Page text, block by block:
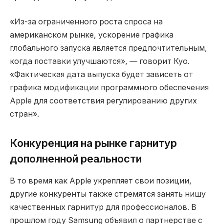
«Из-за ограниченного роста спроса на
американском рынке, ускорение графика
глобального запуска является предпочтительным,
когда поставки улучшаются», — говорит Куо.
«Фактическая дата выпуска будет зависеть от
графика модификации программного обеспечения
Apple для соответствия регулированию других
стран».
Конкуренция на рынке гарнитур
дополненной реальности
В то время как Apple укрепляет свои позиции,
другие конкуренты также стремятся занять нишу
качественных гарнитур для профессионалов. В
прошлом году Samsung объявил о партнерстве с